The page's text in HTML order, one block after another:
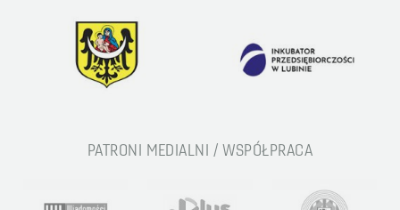
PATRONI MEDIALNI / WSPÓŁPRACA